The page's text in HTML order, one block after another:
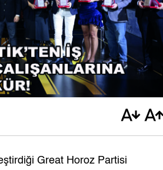
Great Horoz Partisi